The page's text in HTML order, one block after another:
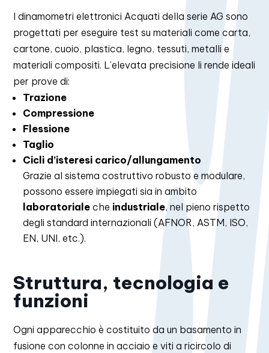
I dinamometri elettronici Acquati della serie AG sono
progettati per eseguire test su materiali come carta,
cartone, cuoio, plastica, legno, tessuti, metalli e
materiali compositi. L’elevata precisione li rende ideali
per prove di:
Trazione
Compressione
Flessione
Taglio
Cicli d’isteresi carico/allungamento
Grazie al sistema costruttivo robusto e modulare,
possono essere impiegati sia in ambito
laboratoriale che industriale, nel pieno rispetto
degli standard internazionali (AFNOR, ASTM, ISO,
EN, UNI, etc.).
Struttura, tecnologia e
funzioni
Ogni apparecchio è costituito da un basamento in
fusione con colonne in acciaio e viti a ricircolo di